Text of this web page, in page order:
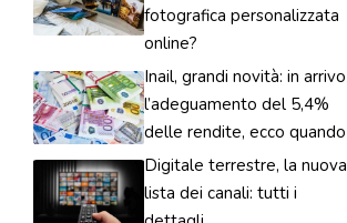
fotografica personalizzata
online?
Inail, grandi novità: in arrivo
l’adeguamento del 5,4%
delle rendite, ecco quando
Digitale terrestre, la nuova
lista dei canali: tutti i